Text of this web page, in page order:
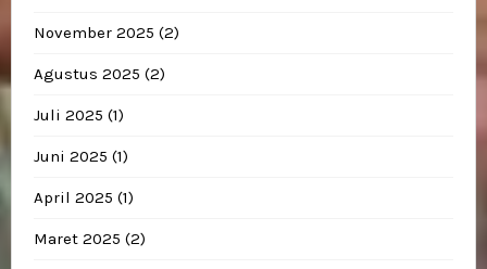
November 2025 (2)
Agustus 2025 (2)
Juli 2025 (1)
Juni 2025 (1)
April 2025 (1)
Maret 2025 (2)